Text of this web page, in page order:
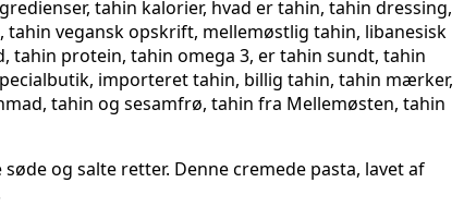
og salte retter. Denne cremede pasta, lavet af